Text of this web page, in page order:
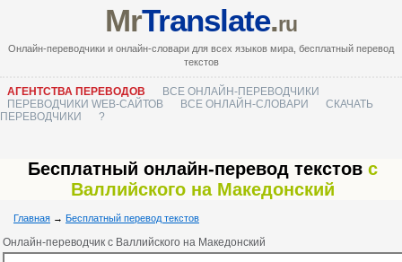
MrTranslate.ru
Онлайн-переводчики и онлайн-словари для всех языков мира, бесплатный перевод
текстов
АГЕНТСТВА ПЕРЕВОДОВ
ВСЕ ОНЛАЙН-ПЕРЕВОДЧИКИ
ПЕРЕВОДЧИКИ WEB-САЙТОВ
ВСЕ ОНЛАЙН-СЛОВАРИ
СКАЧАТЬ
ПЕРЕВОДЧИКИ
?
Бесплатный онлайн-перевод текстов с
Валлийского на Македонский
Главная → Бесплатный перевод текстов
Онлайн-переводчик с Валлийского на Македонский